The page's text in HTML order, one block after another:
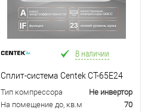
В наличии
Сплит-система Centek CT-65E24
Тип компрессора
Не инвертор
На помещение до, кв.м
70